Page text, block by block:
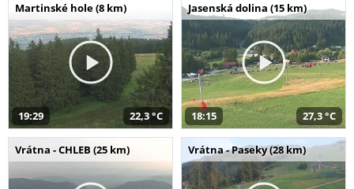
Martinské hole (8 km)
19:29 22,3 °C
Jasenská dolina (15 km)
18:15 27,3 °C
Vrátna - CHLEB (25 km) Vrátna - Paseky (28 km)